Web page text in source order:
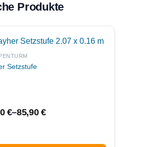
Produkte
Setzstufe
€–85,90 €